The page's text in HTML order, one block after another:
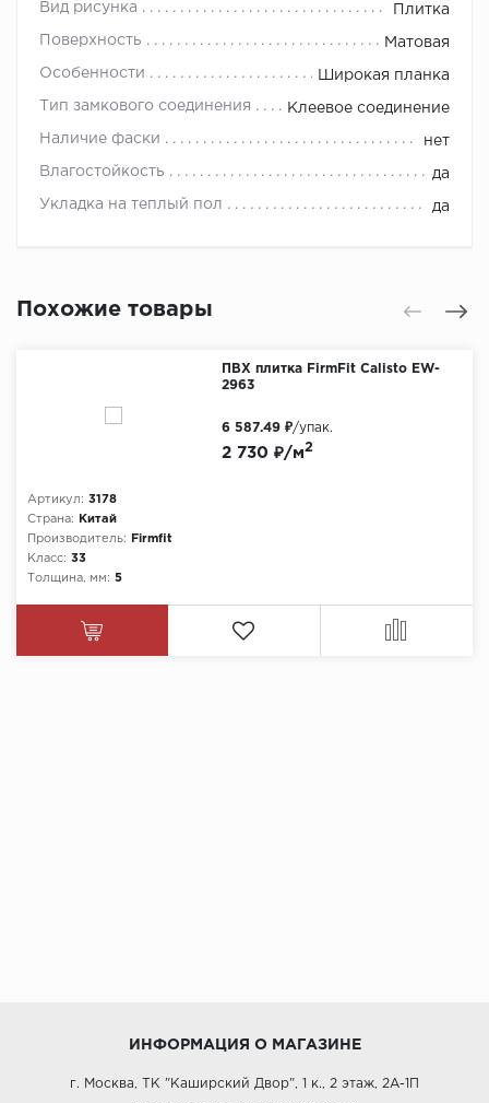
Вид рисунка Плитка
Поверхность Матовая
Особенности Широкая планка
Тип замкового соединения Клеевое соединение
Наличие фаски нет
Влагостойкость да
Укладка на теплый пол да
Похожие товары
ПВХ плитка FirmFit Calisto EW-
2963
Артикул: 3178
Страна:
Китай
Производитель:
Firmfit
Класс: 33
Толщина, мм: 5
2 730 ₽/м2
6 587.49 ₽/упак.
ИНФОРМАЦИЯ О МАГАЗИНЕ
г. Москва, ТК "Каширский Двор", 1 к., 2 этаж, 2А-1П